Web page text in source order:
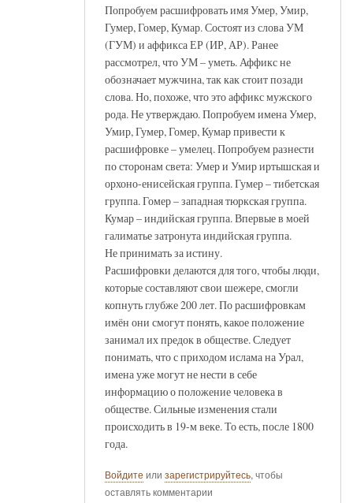
Попробуем расшифровать имя Умер, Умир,
Гумер, Гомер, Кумар. Состоят из слова УМ
(ГУМ) и аффикса ЕР (ИР, АР). Ранее
рассмотрел, что УМ – уметь. Аффикс не
обозначает мужчина, так как стоит позади
слова. Но, похоже, что это аффикс мужского
рода. Не утверждаю. Попробуем имена Умер,
Умир, Гумер, Гомер, Кумар привести к
расшифровке – умелец. Попробуем разнести
по сторонам света: Умер и Умир иртышская и
орхоно-енисейская группа. Гумер – тибетская
группа. Гомер – западная тюркская группа.
Кумар – индийская группа. Впервые в моей
галиматье затронута индийская группа.
Не принимать за истину.
Расшифровки делаются для того, чтобы люди,
которые составляют свои шежере, смогли
копнуть глубже 200 лет. По расшифровкам
имён они смогут понять, какое положение
занимал их предок в обществе. Следует
понимать, что с приходом ислама на Урал,
имена уже могут не нести в себе
информацию о положение человека в
обществе. Сильные изменения стали
происходить в 19-м веке. То есть, после 1800
года.
Войдите или зарегистрируйтесь, чтобы
оставлять комментарии